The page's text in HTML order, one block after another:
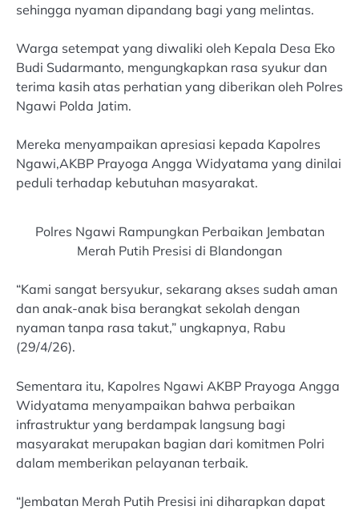
sehingga nyaman dipandang bagi yang melintas.
Warga setempat yang diwaliki oleh Kepala Desa Eko
Budi Sudarmanto, mengungkapkan rasa syukur dan
terima kasih atas perhatian yang diberikan oleh Polres
Ngawi Polda Jatim.
Mereka menyampaikan apresiasi kepada Kapolres
Ngawi,AKBP Prayoga Angga Widyatama yang dinilai
peduli terhadap kebutuhan masyarakat.
Polres Ngawi Rampungkan Perbaikan Jembatan
Merah Putih Presisi di Blandongan
“Kami sangat bersyukur, sekarang akses sudah aman
dan anak-anak bisa berangkat sekolah dengan
nyaman tanpa rasa takut,” ungkapnya, Rabu
(29/4/26).
Sementara itu, Kapolres Ngawi AKBP Prayoga Angga
Widyatama menyampaikan bahwa perbaikan
infrastruktur yang berdampak langsung bagi
masyarakat merupakan bagian dari komitmen Polri
dalam memberikan pelayanan terbaik.
“Jembatan Merah Putih Presisi ini diharapkan dapat